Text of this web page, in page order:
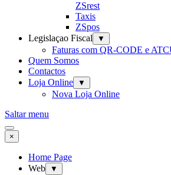
ZSrest
Taxis
ZSpos
Legislaçao Fiscal
▼
Faturas com QR-CODE e
Quem Somos
Contactos
Loja Online
▼
Nova Loja Online
Saltar menu
×
Home Page
Web
▼